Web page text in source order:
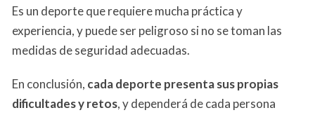
Es un deporte que requiere mucha práctica y
experiencia, y puede ser peligroso si no se toman las
medidas de seguridad adecuadas.
En conclusión, cada deporte presenta sus propias
dificultades y retos, y dependerá de cada persona